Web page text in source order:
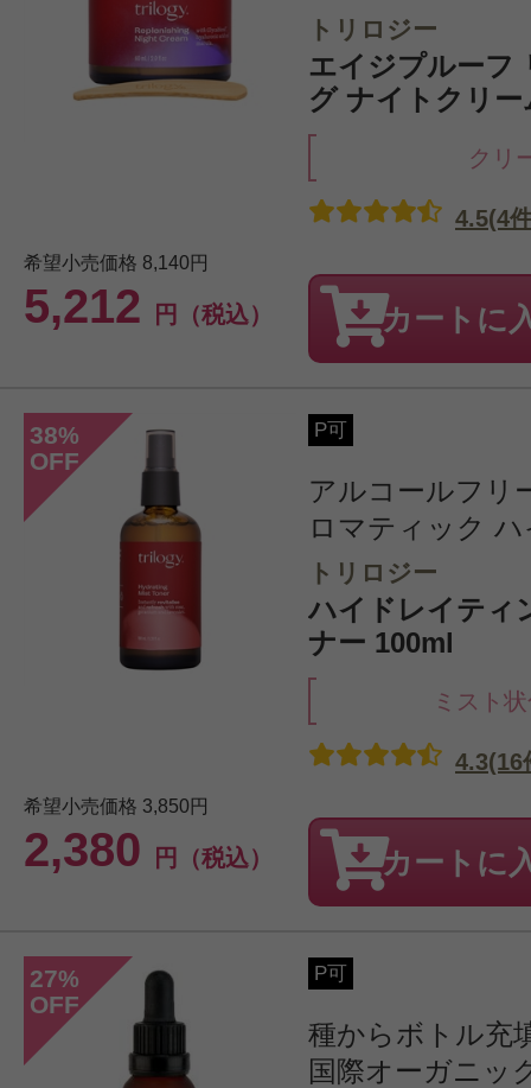
トリロジー
エイジプルーフ
グ ナイトクリ
クリ
希望小売価格 8,140円
5,212 円（税込）
4.5(4
カートに
38%
OFF
P可
アルコールフリ
ロマティック
トリロジー
ハイドレイティ
ナー 100ml
ミスト
希望小売価格 3,850円
2,380 円（税込）
4.3(16
カートに
27%
OFF
P可
種からボトル充
国際オーガニッ